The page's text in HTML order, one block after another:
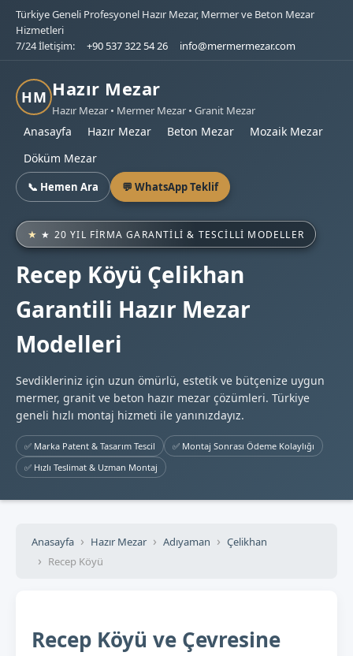
Türkiye Geneli Profesyonel Hazır Mezar, Mermer ve Beton Mezar
Hizmetleri
7/24 İletişim:
+90 537 322 54 26 info@mermermezar.com
HM Hazır Mezar
Hazır Mezar • Mermer Mezar • Granit Mezar
Anasayfa Hazır Mezar Beton Mezar
Mozaik Mezar
Döküm Mezar
📞 Hemen Ara 💬 WhatsApp Teklif
★ 20 YIL FIRMA GARANTILI & TESCILLI MODELLER
Recep Köyü Çelikhan
Garantili Hazır Mezar
Modelleri
Sevdikleriniz için uzun ömürlü, estetik ve bütçenize uygun
mermer, granit ve beton hazır mezar çözümleri. Türkiye
geneli hızlı montaj hizmeti ile yanınızdayız.
✅ Marka Patent & Tasarım Tescil
✅ Montaj Sonrası Ödeme Kolaylığı
✅ Hızlı Teslimat & Uzman Montaj
Anasayfa Hazır Mezar Adıyaman
Çelikhan
Recep Köyü
Recep Köyü ve Çevresine